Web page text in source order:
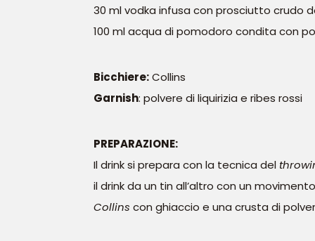
30 ml vodka infusa con prosciutto crudo
100 ml acqua di pomodoro condita con
Bicchiere:Collins
Garnish: polvere di liquirizia e ribes rossi
PREPARAZIONE:
Il drink si prepara con la tecnica del
il drink da un tin all’altro con un
Collins con ghiaccio e una crusta di